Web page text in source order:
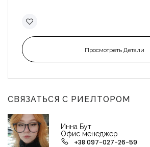
Просмотреть Детали
СВЯЗАТЬСЯ С РИЕЛТОРОМ
Инна Бут
Офис менеджер
+38 097-027-26-59